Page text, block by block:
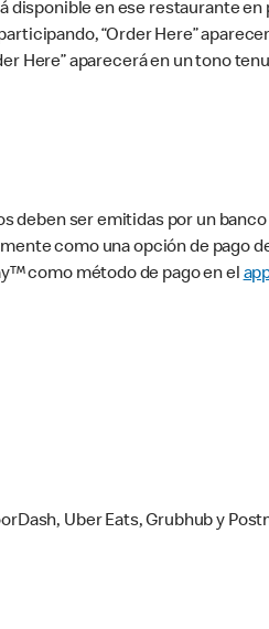
disponible en ese restaurante en
“Order Here”
Here” aparecerá en un tono
deben ser emitidas por un
como una opción de pago
como método de pago en el
Uber Eats, Grubhub y